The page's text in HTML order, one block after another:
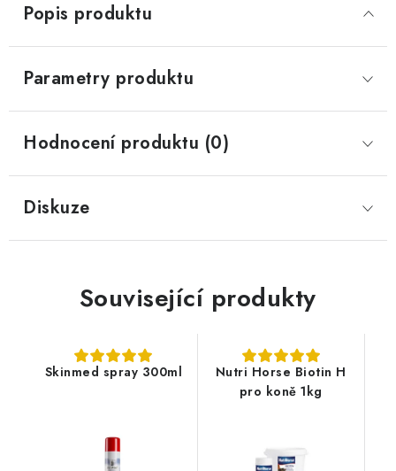
Popis produktu
Parametry produktu
Hodnocení produktu (0)
Diskuze
Související produkty
Skinmed spray 300ml
Nutri Horse Biotin H
pro koně 1kg